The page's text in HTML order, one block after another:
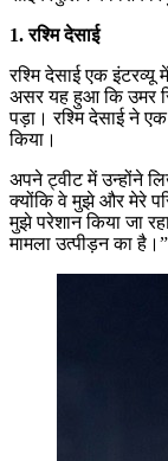
1. रश्मि देसाई
रश्मि देसाई एक
असर यह हुआ कि उमर
पड़ा। रश्मि देसाई ने
किया।
अपने ट्वीट में उन्होंने
क्योंकि वे मुझे और मेरे
मुझे परेशान किया जा
मामला उत्पीड़न का है।”